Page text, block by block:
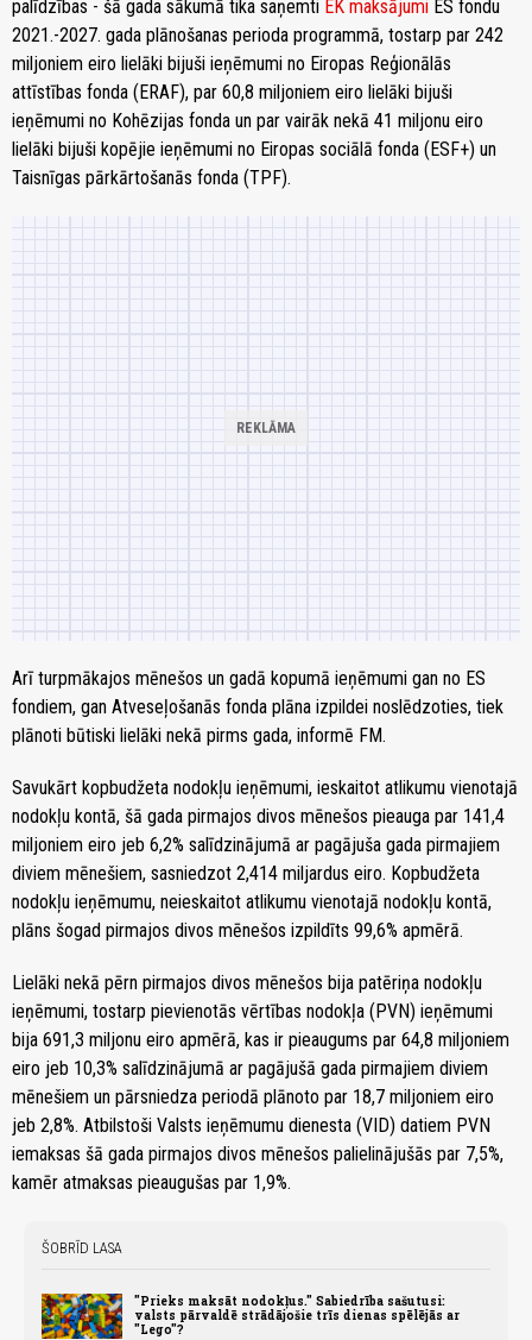
palīdzības - šā gada sākumā tika saņemti EK maksājumi ES fondu
2021.-2027. gada plānošanas perioda programmā, tostarp par 242
miljoniem eiro lielāki bijuši ieņēmumi no Eiropas Reģionālās
attīstības fonda (ERAF), par 60,8 miljoniem eiro lielāki bijuši
ieņēmumi no Kohēzijas fonda un par vairāk nekā 41 miljonu eiro
lielāki bijuši kopējie ieņēmumi no Eiropas sociālā fonda (ESF+) un
Taisnīgas pārkārtošanās fonda (TPF).
Arī turpmākajos mēnešos un gadā kopumā ieņēmumi gan no ES
fondiem, gan Atveseļošanās fonda plāna izpildei noslēdzoties, tiek
plānoti būtiski lielāki nekā pirms gada, informē FM.
Savukārt kopbudžeta nodokļu ieņēmumi, ieskaitot atlikumu vienotajā
nodokļu kontā, šā gada pirmajos divos mēnešos pieauga par 141,4
miljoniem eiro jeb 6,2% salīdzinājumā ar pagājuša gada pirmajiem
diviem mēnešiem, sasniedzot 2,414 miljardus eiro. Kopbudžeta
nodokļu ieņēmumu, neieskaitot atlikumu vienotajā nodokļu kontā,
plāns šogad pirmajos divos mēnešos izpildīts 99,6% apmērā.
Lielāki nekā pērn pirmajos divos mēnešos bija patēriņa nodokļu
ieņēmumi, tostarp pievienotās vērtības nodokļa (PVN) ieņēmumi
bija 691,3 miljonu eiro apmērā, kas ir pieaugums par 64,8 miljoniem
eiro jeb 10,3% salīdzinājumā ar pagājušā gada pirmajiem diviem
mēnešiem un pārsniedza periodā plānoto par 18,7 miljoniem eiro
jeb 2,8%. Atbilstoši Valsts ieņēmumu dienesta (VID) datiem PVN
iemaksas šā gada pirmajos divos mēnešos palielinājušās par 7,5%,
kamēr atmaksas pieaugušas par 1,9%.
ŠOBRĪD LASA
"Prieks maksāt nodokļus." Sabiedrība sašutusi:
valsts pārvaldē strādājošie trīs dienas spēlējās ar
"Lego"?